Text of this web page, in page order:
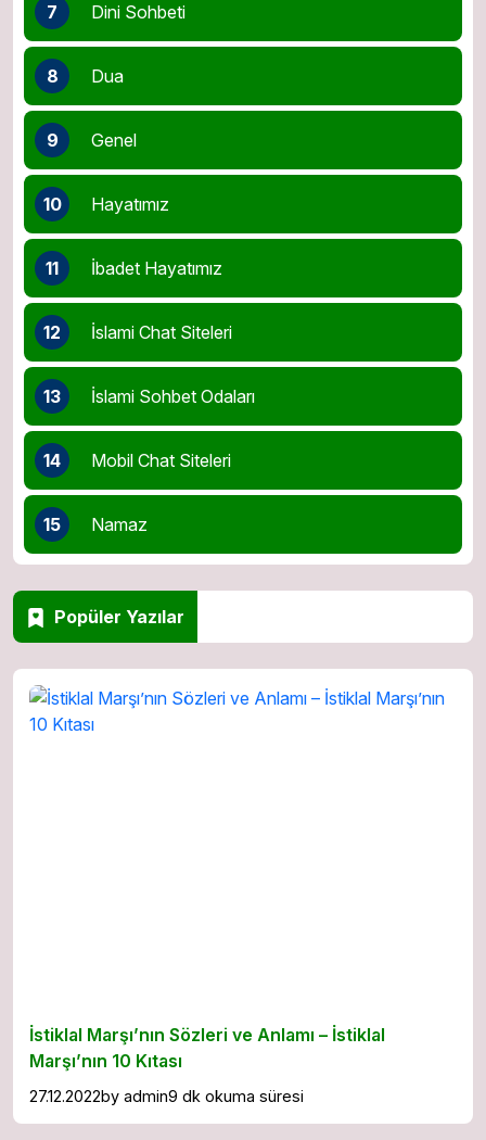
7 Dini Sohbeti
8 Dua
9 Genel
10 Hayatımız
11 İbadet Hayatımız
12 İslami Chat Siteleri
13 İslami Sohbet Odaları
14 Mobil Chat Siteleri
15 Namaz
Popüler Yazılar
İstiklal Marşı’nın Sözleri ve Anlamı – İstiklal
Marşı’nın 10 Kıtası
27.12.2022by admin9 dk okuma süresi